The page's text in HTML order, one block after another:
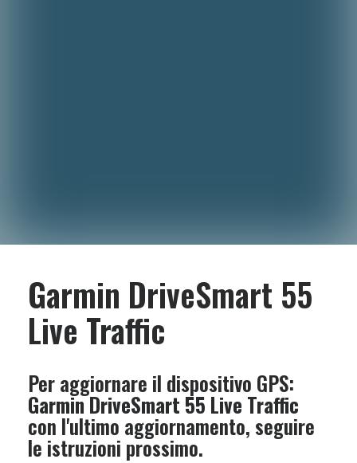
Garmin DriveSmart 55
Live Traffic
Per aggiornare il dispositivo GPS:
Garmin DriveSmart 55 Live Traffic
con l'ultimo aggiornamento, seguire
le istruzioni prossimo.